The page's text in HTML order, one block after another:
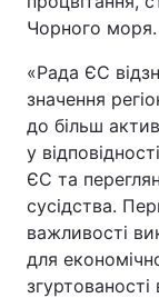
Чорного моря.
«Рада ЄС
значення
до більш
у
ЄС та
сусідства.
важливості
для